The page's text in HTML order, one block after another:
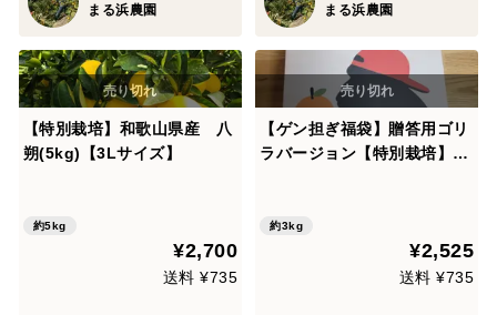
まる浜農園 まる浜農園
【特別栽培】和歌山県産 八
朔(5kg)【3Lサイズ】
約5kg
¥2,700
送料 ¥735
【ゲン担ぎ福袋】贈答用ゴリ
ラバージョン【特別栽培】和
約3kg
¥2,525
送料 ¥735